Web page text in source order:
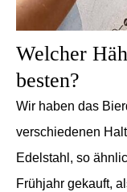
Welcher
besten?
Wir haben das
verschiedenen
Edelstahl, so
Frühjahr gekauft,